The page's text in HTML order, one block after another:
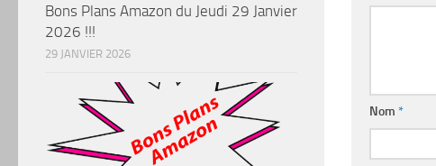
Nom *
Bons Plans Amazon du Jeudi 29 Janvier
2026 !!!
29 JANVIER 2026